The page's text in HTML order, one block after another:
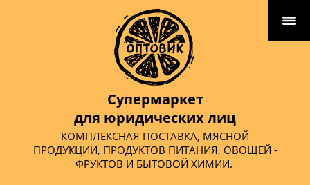
Супермаркет
для юридических лиц
КОМПЛЕКСНАЯ ПОСТАВКА, МЯСНОЙ
ПРОДУКЦИИ, ПРОДУКТОВ ПИТАНИЯ, ОВОЩЕЙ -
ФРУКТОВ И БЫТОВОЙ ХИМИИ.